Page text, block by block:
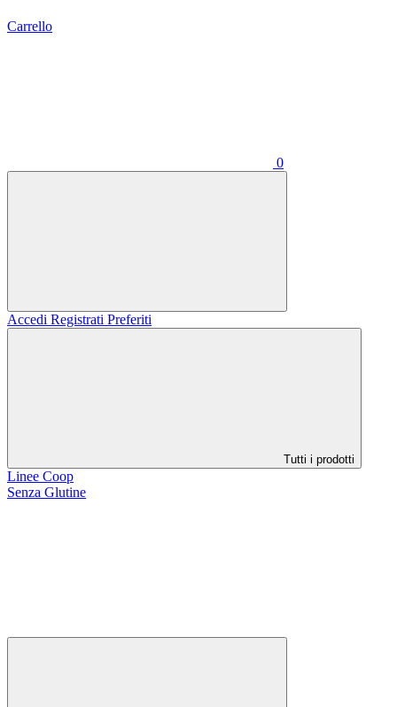
Carrello
0
Accedi Registrati Preferiti
Tutti i prodotti
Linee Coop
Senza Glutine